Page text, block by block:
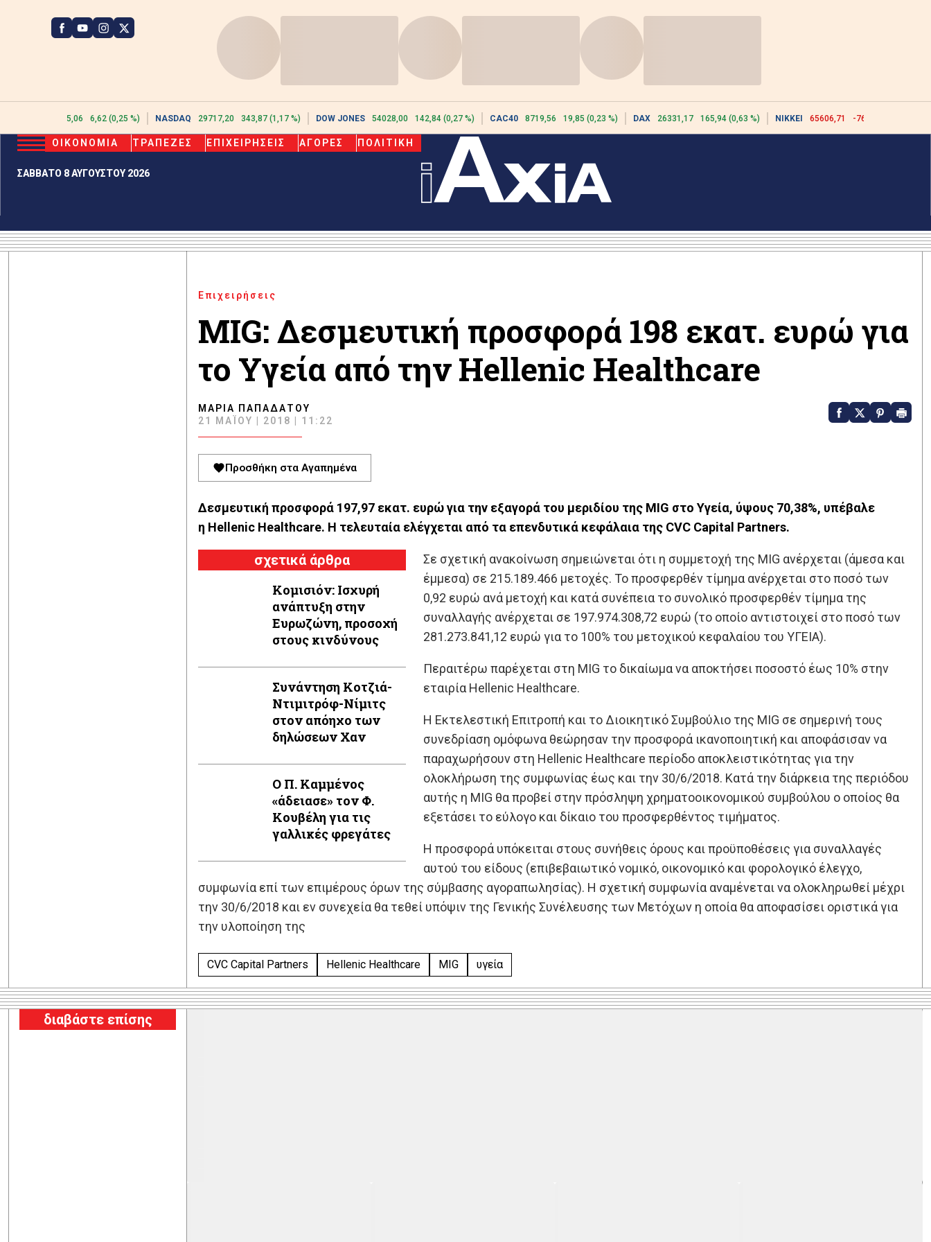
2615,06 6,62 (0,25 %) NASDAQ 29717,20 343,87 (1,17 %) DOW JONES 54028,00 142,84 (0,27 %) CAC40 8719,56 19,85 (0,23 %) DAX 26331,17 165,94 (0,63 %) NIKKEI 65606,71 -76,55 (-0,12 %)
ΣΑΒΒΑΤΟ 8 ΑΥΓΟΥΣΤΟΥ 2026
ΟΙΚΟΝΟΜΙΑ ΤΡΑΠΕΖΕΣ ΕΠΙΧΕΙΡΗΣΕΙΣ ΑΓΟΡΕΣ ΠΟΛΙΤΙΚΗ
Επιχειρήσεις
MIG: Δεσμευτική προσφορά 198 εκατ. ευρώ για
το Υγεία από την Hellenic Healthcare
ΜΑΡΊΑ ΠΑΠΑΔΆΤΟΥ
21 ΜΑΪ́ΟΥ | 2018 | 11:22
Προσθήκη στα Αγαπημένα
Δεσμευτική προσφορά 197,97 εκατ. ευρώ για την εξαγορά του μεριδίου της MIG στο Υγεία, ύψους 70,38%, υπέβαλε
η Hellenic Healthcare. Η τελευταία ελέγχεται από τα επενδυτικά κεφάλαια της CVC Capital Partners.
σχετικά άρθρα
Κομισιόν: Ισχυρή
ανάπτυξη στην
Ευρωζώνη, προσοχή
στους κινδύνους
Συνάντηση Κοτζιά-
Ντιμιτρόφ-Νίμιτς
στον απόηχο των
δηλώσεων Χαν
Ο Π. Καμμένος
«άδειασε» τον Φ.
Κουβέλη για τις
γαλλικές φρεγάτες
Σε σχετική ανακοίνωση σημειώνεται ότι η συμμετοχή της MIG ανέρχεται (άμεσα και
έμμεσα) σε 215.189.466 μετοχές. Το προσφερθέν τίμημα ανέρχεται στο ποσό των
0,92 ευρώ ανά μετοχή και κατά συνέπεια το συνολικό προσφερθέν τίμημα της
συναλλαγής ανέρχεται σε 197.974.308,72 ευρώ (το οποίο αντιστοιχεί στο ποσό των
281.273.841,12 ευρώ για το 100% του μετοχικού κεφαλαίου του ΥΓΕΙΑ).
Περαιτέρω παρέχεται στη MIG το δικαίωμα να αποκτήσει ποσοστό έως 10% στην
εταιρία Hellenic Healthcare.
Η Εκτελεστική Επιτροπή και το Διοικητικό Συμβούλιο της MIG σε σημερινή τους
συνεδρίαση ομόφωνα θεώρησαν την προσφορά ικανοποιητική και αποφάσισαν να
παραχωρήσουν στη Hellenic Healthcare περίοδο αποκλειστικότητας για την
ολοκλήρωση της συμφωνίας έως και την 30/6/2018. Κατά την διάρκεια της περιόδου
αυτής η MIG θα προβεί στην πρόσληψη χρηματοοικονομικού συμβούλου ο οποίος θα
εξετάσει το εύλογο και δίκαιο του προσφερθέντος τιμήματος.
Η προσφορά υπόκειται στους συνήθεις όρους και προϋποθέσεις για συναλλαγές
αυτού του είδους (επιβεβαιωτικό νομικό, οικονομικό και φορολογικό έλεγχο,
συμφωνία επί των επιμέρους όρων της σύμβασης αγοραπωλησίας). Η σχετική συμφωνία αναμένεται να ολοκληρωθεί μέχρι
την 30/6/2018 και εν συνεχεία θα τεθεί υπόψιν της Γενικής Συνέλευσης των Μετόχων η οποία θα αποφασίσει οριστικά για
την υλοποίηση της
CVC Capital Partners Hellenic Healthcare MIG υγεία
διαβάστε επίσης